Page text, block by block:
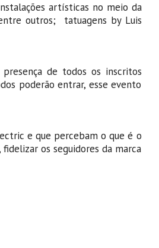
artísticas no meio da
outros; tatuagens by Luis
de todos os inscritos
poderão entrar, esse evento
e que percebam o que é o
os seguidores da marca